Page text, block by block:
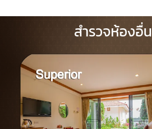
สำรวจห้องอื่น